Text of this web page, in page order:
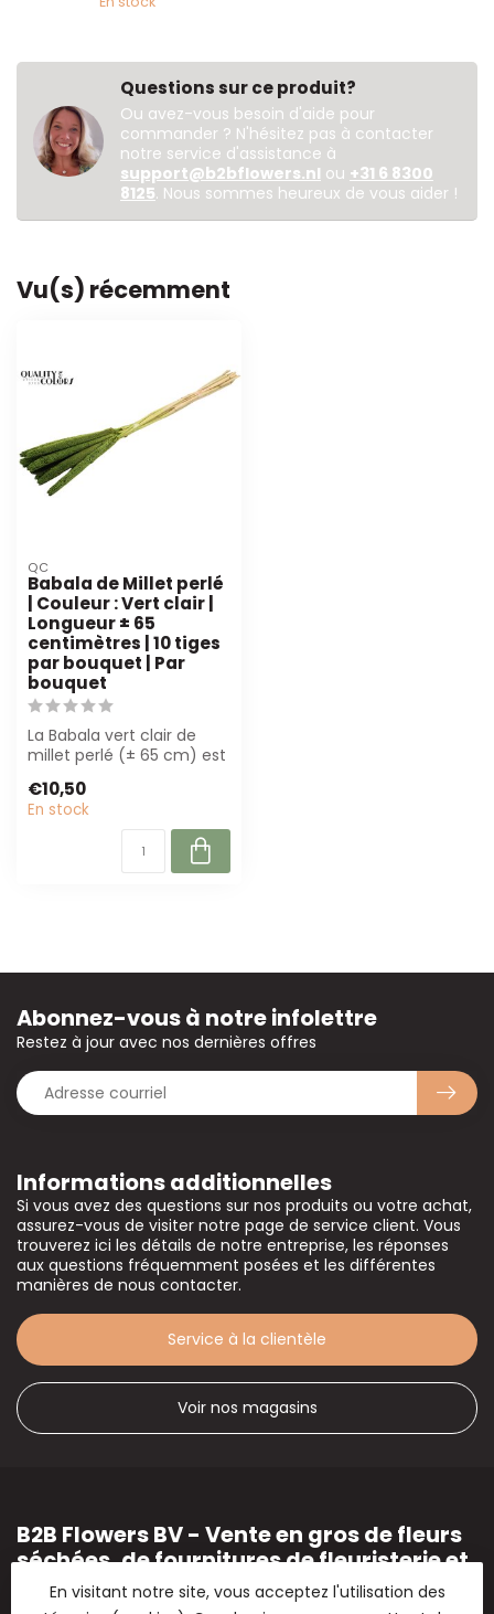
Questions sur ce produit?
Ou avez-vous besoin d'aide pour
commander ? N'hésitez pas à contacter
notre service d'assistance à
support@b2bflowers.nl ou +31 6 8300
8125. Nous sommes heureux de vous aider !
Vu(s) récemment
QC
Babala de Millet perlé
| Couleur : Vert clair |
Longueur ± 65
centimètres | 10 tiges
par bouquet | Par
bouquet
La Babala vert clair de
millet perlé (± 65 cm) est
créations f...
€10,50
En stock
Informations additionnelles
Si vous avez des questions sur nos produits ou votre achat,
assurez-vous de visiter notre page de service client. Vous
trouverez ici les détails de notre entreprise, les réponses
aux questions fréquemment posées et les différentes
manières de nous contacter.
Service à la clientèle
Voir nos magasins
Abonnez-vous à notre infolettre
Restez à jour avec nos dernières offres
B2B Flowers BV - Vente en gros de fleurs
séchées, de fournitures de fleuristerie et
de matériel de loisirs.
En visitant notre site, vous acceptez l'utilisation des